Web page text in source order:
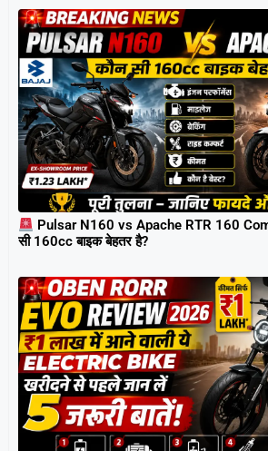
Pulsar N160 vs Apache RTR 160
सी 160cc बाइक बेहतर है?